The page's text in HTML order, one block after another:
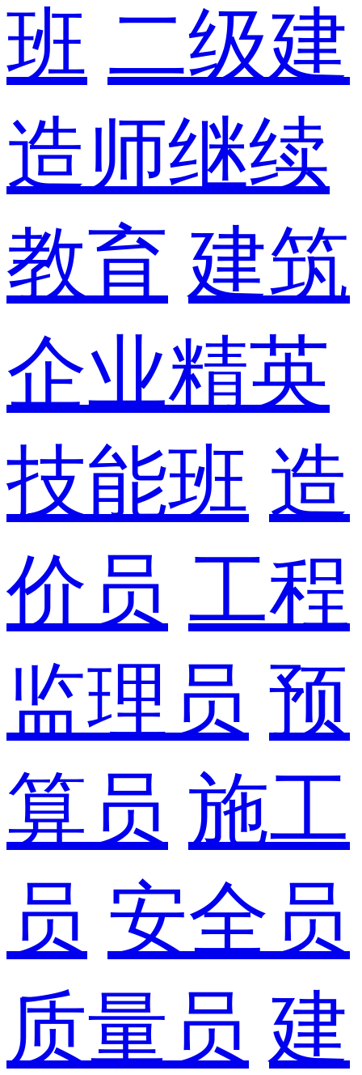
班 二级建
造师继续
教育 建筑
企业精英
技能班 造
价员 工程
监理员 预
算员 施工
员 安全员
质量员 建